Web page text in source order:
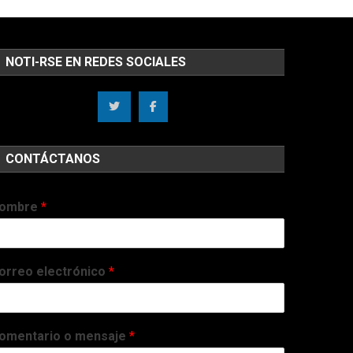
NOTI-RSE EN REDES SOCIALES
CONTÁCTANOS
*
electrónico *
o mensaje *